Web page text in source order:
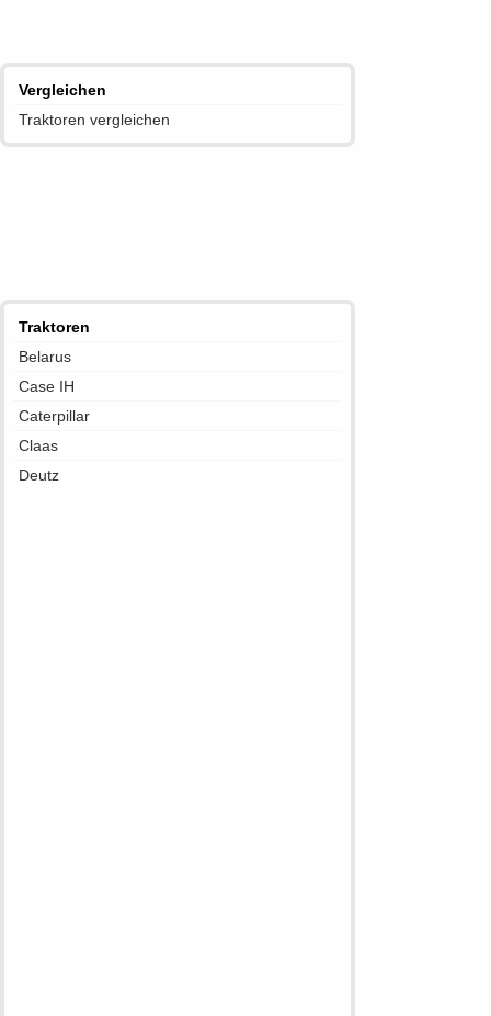
Vergleichen
Traktoren vergleichen
Traktoren
Belarus
Case IH
Caterpillar
Claas
Deutz